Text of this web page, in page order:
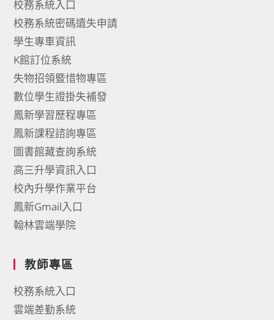
校務系統入口
校務系統密碼遺失申請
學生專車資訊
K館訂位系統
失物招領暨惜物專區
數位學生證掛失補發
鳳新學習歷程專區
鳳新課程諮詢專區
圖書館藏查詢系統
高三升學資訊入口
校內升學作業平台
鳳新Gmail入口
翰林雲端學院
教師專區
校務系統入口
雲端差勤系統